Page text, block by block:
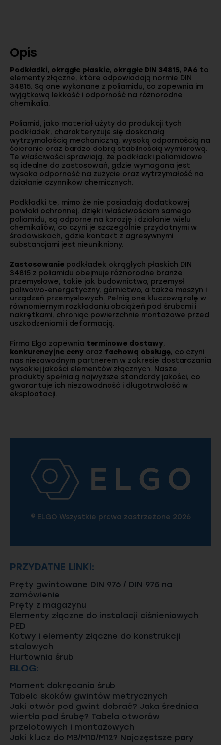
Opis
Podkładki, okrągłe płaskie, okrągłe DIN 34815, PA6 to
elementy złączne, które odpowiadają normie DIN
34815. Są one wykonane z poliamidu, co zapewnia im
wyjątkową lekkość i odporność na różnorodne
chemikalia.
Poliamid, jako materiał użyty do produkcji tych
podkładek, charakteryzuje się doskonałą
wytrzymałością mechaniczną, wysoką odpornością na
ścieranie oraz bardzo dobrą stabilnością wymiarową.
Te właściwości sprawiają, że podkładki poliamidowe
są idealne do zastosowań, gdzie wymagana jest
wysoka odporność na zużycie oraz wytrzymałość na
działanie czynników chemicznych.
Podkładki te, mimo że nie posiadają dodatkowej
powłoki ochronnej, dzięki właściwościom samego
poliamidu, są odporne na korozję i działanie wielu
chemikaliów, co czyni je szczególnie przydatnymi w
środowiskach, gdzie kontakt z agresywnymi
substancjami jest nieunikniony.
Zastosowanie podkładek okrągłych płaskich DIN
34815 z poliamidu obejmuje różnorodne branże
przemysłowe, takie jak budownictwo, przemysł
paliwowo-energetyczny, górnictwo, a także maszyn i
urządzeń przemysłowych. Pełnią one kluczową rolę w
równomiernym rozkładaniu obciążeń pod śrubami i
nakrętkami, chroniąc powierzchnie montażowe przed
uszkodzeniami i deformacją.
Firma Elgo zapewnia terminowe dostawy,
konkurencyjne ceny oraz fachową obsługę, co czyni
nas niezawodnym partnerem w zakresie dostarczania
wysokiej jakości elementów złącznych. Nasze
produkty spełniają najwyższe standardy jakości, co
gwarantuje ich niezawodność i długotrwałość w
eksploatacji.
© ELGO Wszystkie prawa zastrzeżone 2026
PRZYDATNE LINKI:
Pręty gwintowane DIN 976 / DIN 975 na
zamówienie
Pręty z magazynu
Elementy złączne do instalacji ciśnieniowych
PED
Kotwy i elementy złączne do konstrukcji
stalowych
Hurtownia śrub
BLOG:
Moment dokręcania śrub
Tabela skoków gwintów metrycznych
Jaki otwór pod gwint dobrać? Jaka średnica
wiertła pod śrubę? Tabela otworów
przelotowych i montażowych
Jaki klucz do M8/M10/M12? Najczęstsze pary